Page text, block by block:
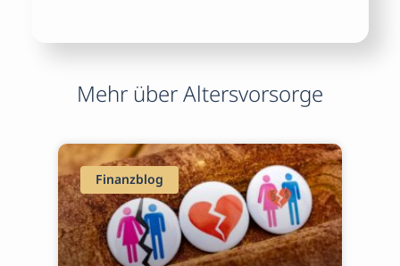
e
Mehr über Altersvorsorge
Finanzblog